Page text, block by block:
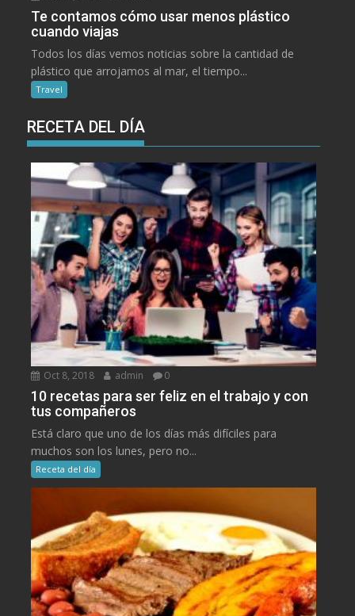
Te contamos cómo usar menos plástico
cuando viajas
Todos los días vemos noticias sobre la cantidad de
plástico que arrojamos al mar, el tiempo...
Travel
RECETA DEL DÍA
Oct 8, 2018 admin 0
10 recetas para ser feliz en el trabajo y con
tus compañeros
Está claro que uno de los días más difíciles para
muchos son los lunes, pero no...
Receta del día